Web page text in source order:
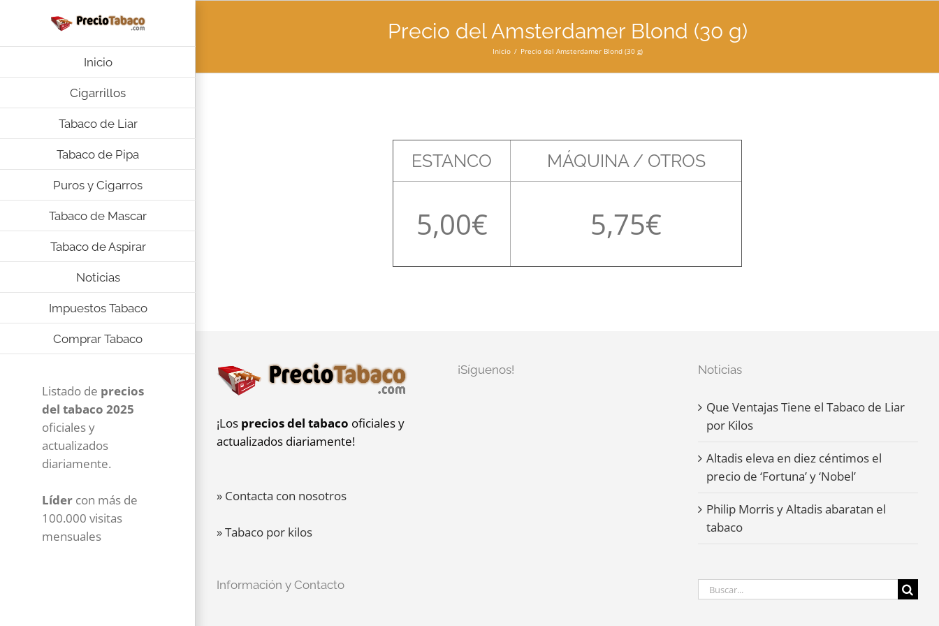
contenido
Inicio
Cigarrillos
Tabaco de Liar
Tabaco de Pipa
Puros y Cigarros
Tabaco de Mascar
Tabaco de Aspirar
Noticias
Impuestos Tabaco
Comprar Tabaco
Listado de precios
del tabaco 2025
oficiales y
actualizados
diariamente.
Líder con más de
100.000 visitas
mensuales
Precio del Amsterdamer Blond (30 g)
Inicio Precio del Amsterdamer Blond (30 g)
ESTANCO MÁQUINA / OTROS
5,00 5,75
¡Los precios del tabaco oficiales y
actualizados diariamente!
» Contacta con nosotros
» Tabaco por kilos
Información y Contacto
¡Síguenos! Noticias
Que Ventajas Tiene el Tabaco de Liar
por Kilos
Altadis eleva en diez céntimos el
precio de ‘Fortuna’ y ‘Nobel’
Philip Morris y Altadis abaratan el
tabaco
Buscar: